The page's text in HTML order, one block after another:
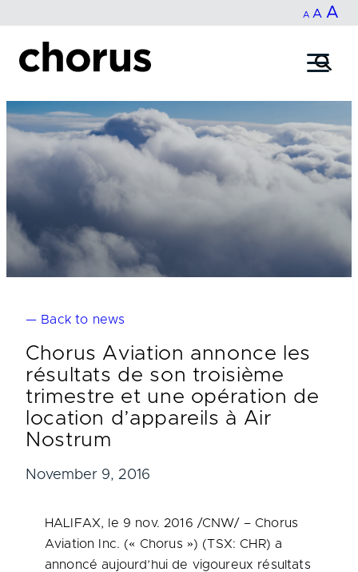
content
A Decrease
size.
A Reset
size.
A
— Back to news
Chorus Aviation annonce les
résultats de son troisième
trimestre et une opération de
location d’appareils à Air
Nostrum
November 9, 2016
HALIFAX, le 9 nov. 2016 /CNW/ – Chorus
Aviation Inc. (« Chorus ») (TSX: CHR) a
annoncé aujourd’hui de vigoureux résultats